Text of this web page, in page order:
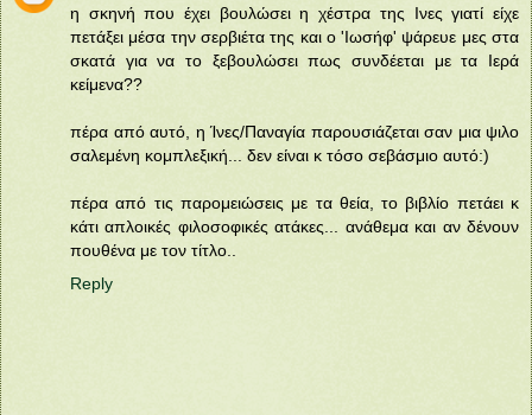
η σκηνή που έχει βουλώσει η χέστρα της Ινες γιατί είχε
πετάξει μέσα την σερβιέτα της και ο 'Ιωσήφ' ψάρευε μες στα
σκατά για να το ξεβουλώσει πως συνδέεται με τα Ιερά
κείμενα??
πέρα από αυτό, η Ίνες/Παναγία παρουσιάζεται σαν μια ψιλο
σαλεμένη κομπλεξική... δεν είναι κ τόσο σεβάσμιο αυτό:)
πέρα από τις παρομειώσεις με τα θεία, το βιβλίο πετάει κ
κάτι απλοικές φιλοσοφικές ατάκες... ανάθεμα και αν δένουν
πουθένα με τον τίτλο..
Reply